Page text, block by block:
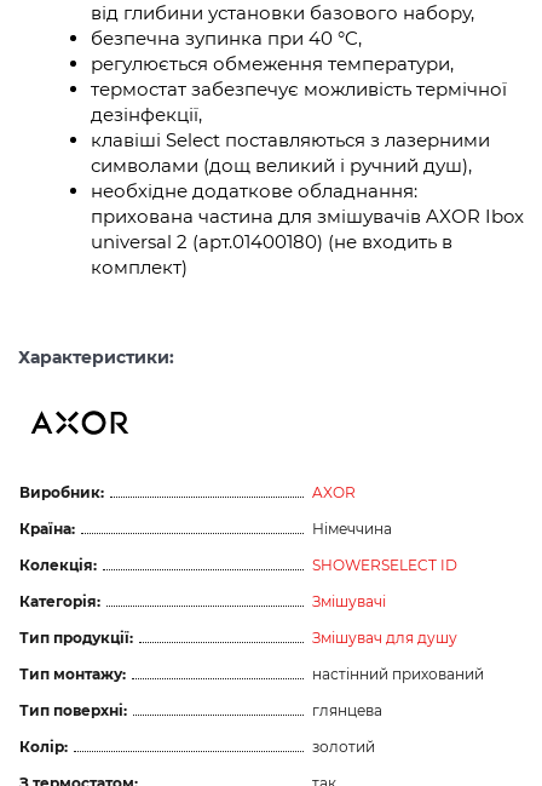
від глибини установки базового набору,
безпечна зупинка при 40 °C,
регулюється обмеження температури,
термостат забезпечує можливість термічної
дезінфекції,
клавіші Select поставляються з лазерними
символами (дощ великий і ручний душ),
необхідне додаткове обладнання:
прихована частина для змішувачів AXOR Ibox
universal 2 (арт.01400180) (не входить в
комплект)
Характеристики:
Виробник:
AXOR
Країна:
Німеччина
Колекція:
SHOWERSELECT ID
Категорія:
Змішувачі
Тип продукції:
Змішувач для душу
Тип монтажу:
настінний прихований
Тип поверхні:
глянцева
Колір:
золотий